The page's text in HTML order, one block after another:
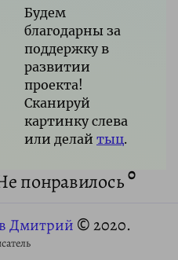
Будем
благодарны за
поддержку в
развитии
проекта!
Сканируй
картинку слева
или делай тыц.
понравилось0
Дмитрий © 2020.